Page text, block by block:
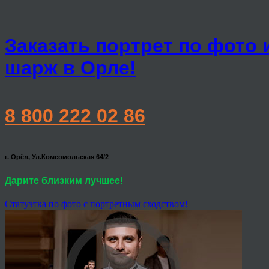
Заказать портрет по фото
шарж в Орле!
8 800 222 02 86
г. Орёл, Ул.Комсомольская 64/2
Дарите близким лучшее!
Статуэтка по фото с портретным сходством!